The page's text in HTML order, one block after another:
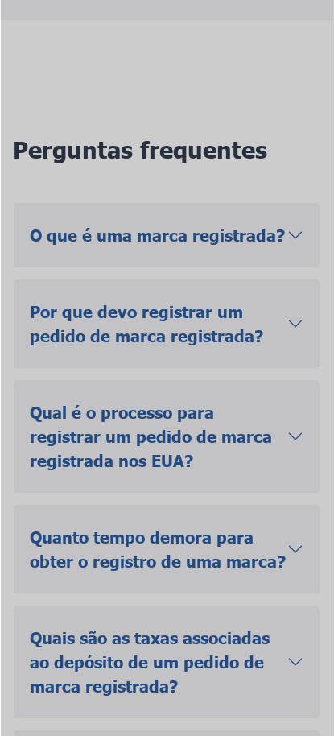
Perguntas frequentes
O que é uma marca registrada?
Por que devo registrar um
pedido de marca registrada?
Qual é o processo para
registrar um pedido de marca
registrada nos EUA?
Quanto tempo demora para
obter o registro de uma marca?
Quais são as taxas associadas
ao depósito de um pedido de
marca registrada?